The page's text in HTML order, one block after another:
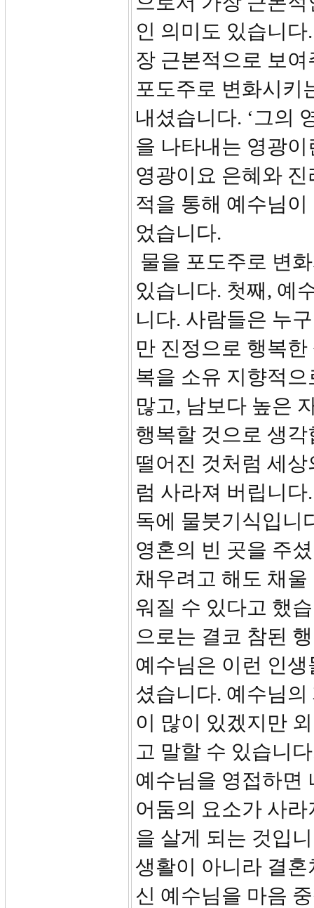
인 의미도 있습니
장 근본적으로 보
포도주로 변화시키
내셨습니다. ‘그의
을 나타내는 영광
영광이요 은혜와
적을 통해 예수님
었습니다.
물을 포도주로 변
있습니다. 첫째, 예
니다. 사람들은 누
만 진정으로 행복
복을 소유 지향적
많고, 남보다 높은
행복할 것으로 생
떨어진 것처럼 세
럼 사라져 버립니
독에 물붓기식입니
영혼의 빈 곳을 주
채우려고 해도 채
워질 수 있다고 했
으로는 결코 참된
예수님은 이런 인
셨습니다. 예수님
이 많이 있겠지만
고 말할 수 있습니
예수님을 영접하면
어둠의 요소가 사
을 살게 되는 것입
생활이 아니라 결
신 예수님을 마음